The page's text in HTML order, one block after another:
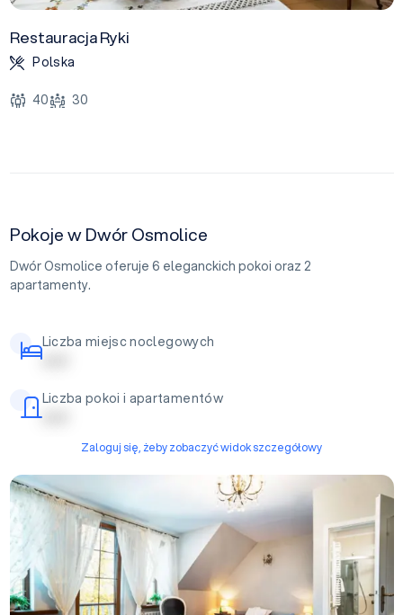
Restauracja Ryki
Polska
40 30
Pokoje w Dwór Osmolice
Dwór Osmolice oferuje 6 eleganckich pokoi oraz 2
apartamenty.
Liczba miejsc noclegowych
| | | | |
Liczba pokoi i apartamentów
| | | | |
Zaloguj się, żeby zobaczyć widok szczegółowy